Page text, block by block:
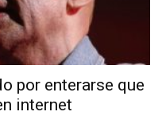
por enterarse que
internet